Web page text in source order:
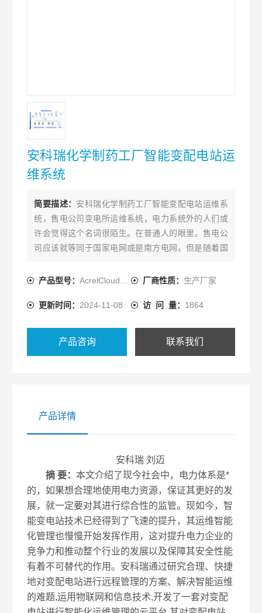
安科瑞化学制药工厂智能变配电站运
维系统
简要描述： 安科瑞化学制药工厂智能变配电站运维系
统，售电公司变电所运维系统，电力系统外的人们或
许会觉得这个名词很陌生。在普通人的眼里，售电公
司应该就等同于国家电网或是南方电网。但是随着国
家公司或许不再是国网或南网了。
产品型号：AcrelCloud-1000 厂商性质： 生产厂家
更新时间： 2024-11-08 访 问 量： 1864
产品咨询 联系我们
产品详情
安科瑞 刘迈
摘 要：本文介绍了现今社会中，电力体系是*
的，如果想合理地使用电力资源，保证其更好的发
展，就一定要对其进行综合性的监管。现如今，智
能变电站技术已经得到了飞速的提升，其运维智能
化管理也慢慢开始发挥作用，这对提升电力企业的
竞争力和推动整个行业的发展以及保障其安全性能
有着不可替代的作用。安科瑞通过研究合理、快捷
地对变配电站进行远程管理的方案、解决智能运维
的难题,运用物联网和信息技术,开发了一套对变配